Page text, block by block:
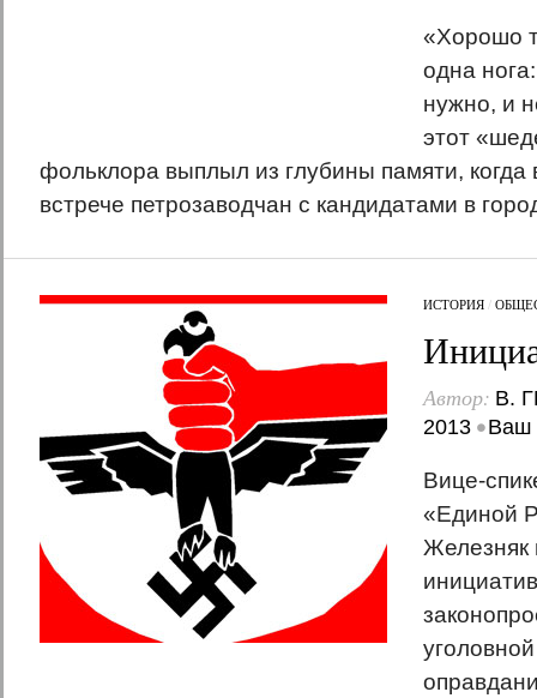
«Хорошо
одна
нужно, и
этот
фольклора выплыл из глубины памяти,
встрече петрозаводчан с кандидатами в
ИСТОРИЯ/
Автор: В.
2013 •Ваш
Вице-
«Единой
Железняк